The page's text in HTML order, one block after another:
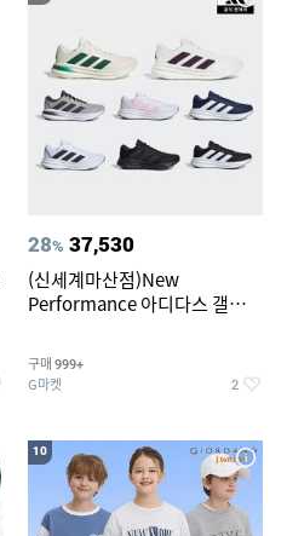
28% 37,530
(신세계마산점)New
Performance 아디다스 갤럭시
구매 999+
G마켓 2
10